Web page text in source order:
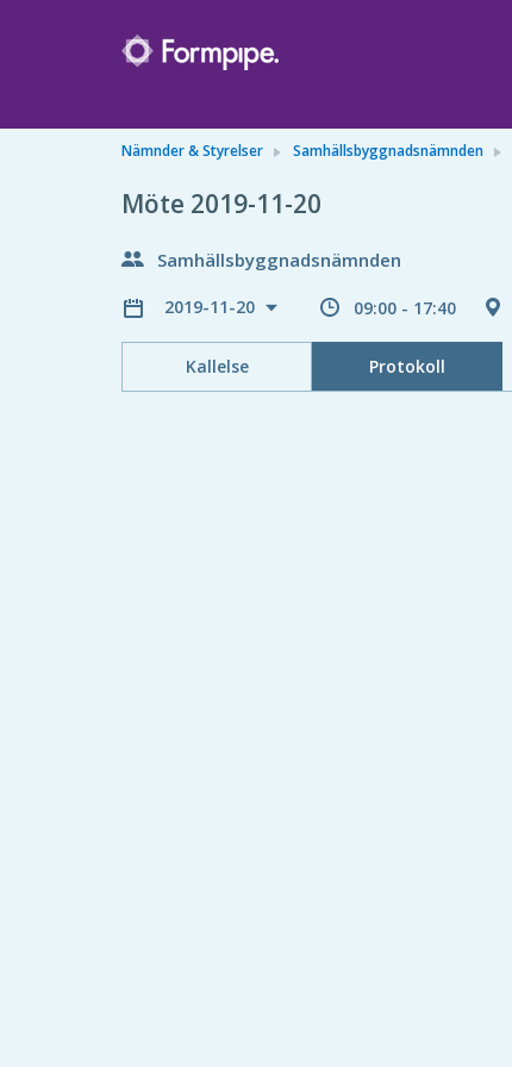
Nämnder & Styrelser Samhällsbyggnadsnämnden
Möte 2019-11-20
Samhällsbyggnadsnämnden
2019-11-20 09:00 - 17:40
Kallelse Protokoll